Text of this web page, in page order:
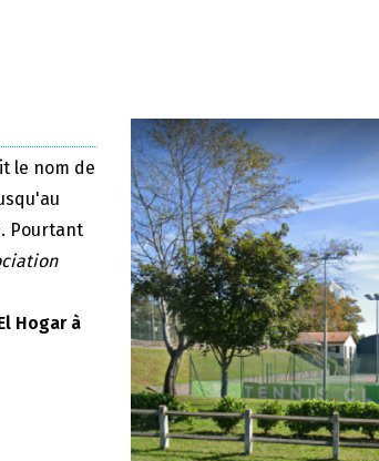
le nom de
Pourtant
Hogar à